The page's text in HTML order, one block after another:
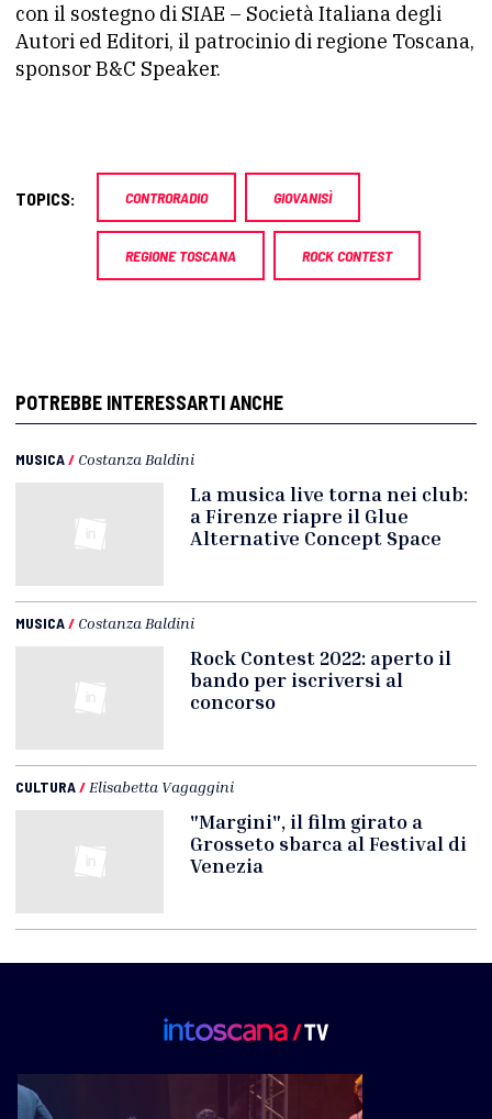
con il sostegno di SIAE – Società Italiana degli
Autori ed Editori, il patrocinio di regione Toscana,
sponsor B&C Speaker.
TOPICS: CONTRORADIO GIOVANISÌ
REGIONE TOSCANA ROCK CONTEST
POTREBBE INTERESSARTI ANCHE
MUSICA/ Costanza Baldini
La musica live torna nei club:
a Firenze riapre il Glue
Alternative Concept Space
MUSICA/ Costanza Baldini
Rock Contest 2022: aperto il
bando per iscriversi al
concorso
CULTURA/ Elisabetta Vagaggini
"Margini", il film girato a
Grosseto sbarca al Festival di
Venezia